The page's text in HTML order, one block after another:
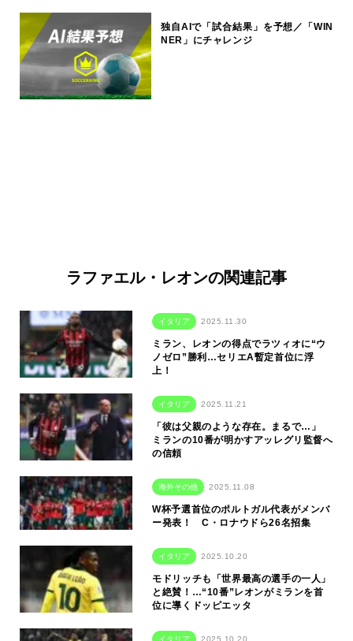
独自AIで「試合結果」を予想／「WIN
NER」にチャレンジ
ラファエル・レオンの関連記事
イタリア 2025.11.30
ミラン、レオンの得点でラツィオに“ウ
ノゼロ”勝利…セリエA暫定首位に浮
上！
イタリア 2025.11.21
「彼は父親のような存在。まるで…」
ミランの10番が明かすアッレグリ監督へ
の信頼
海外その他 2025.11.08
W杯予選首位のポルトガル代表がメンバ
ー発表！ C・ロナウドら26名招集
イタリア 2025.10.20
モドリッチも「世界最高の選手の一人」
と絶賛！…“10番”レオンがミランを首
位に導くドッピエッタ
イタリア 2025.10.20